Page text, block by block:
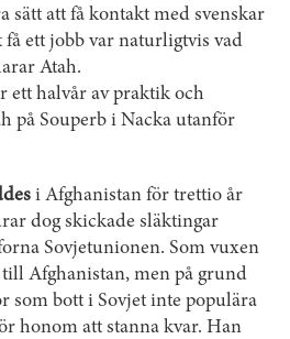
sätt att få kontakt med svenskar
få ett jobb var naturligtvis vad
Atah.
ett halvår av praktik och
på Souperb i Nacka utanför
i Afghanistan för trettio år
dog skickade släktingar
Sovjetunionen. Som vuxen
Afghanistan, men på grund
som bott i Sovjet inte populära
honom att stanna kvar. Han